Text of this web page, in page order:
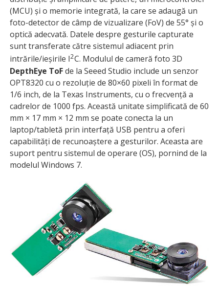
(MCU) și o memorie integrată, la care se adaugă un
foto-detector de câmp de vizualizare (FoV) de 55° și o
optică adecvată. Datele despre gesturile capturate
sunt transferate către sistemul adiacent prin
intrările/ieșirile I2C. Modulul de cameră foto 3D
DepthEye ToFde la Seeed Studio include un senzor
OPT8320 cu o rezoluție de 80×60 pixeli în format de
1/6 inch, de la Texas Instruments, cu o frecvență a
cadrelor de 1000 fps. Această unitate simplificată de 60
mm × 17 mm × 12 mm se poate conecta la un
laptop/tabletă prin interfață USB pentru a oferi
capabilități de recunoaștere a gesturilor. Aceasta are
suport pentru sistemul de operare (OS), pornind de la
modelul Windows 7.